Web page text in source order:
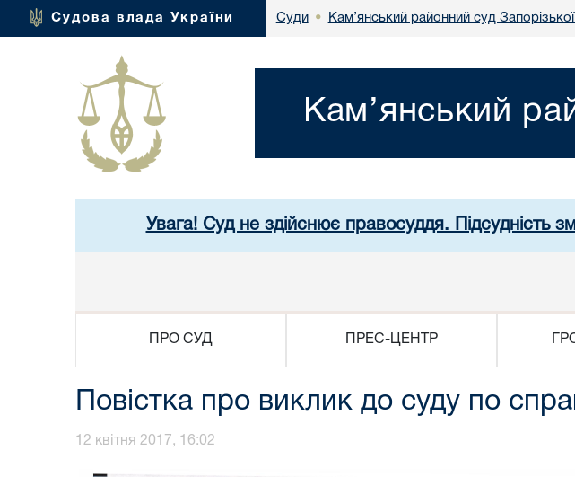
Судова влада України Суди • Кам’янський районний суд Запорізької
Кам’янський
Увага! Суд не здійснює правосуддя. Підсудність
ПРО СУД ПРЕС-ЦЕНТР
Повістка про виклик до суду по
12 квітня 2017, 16:02